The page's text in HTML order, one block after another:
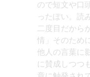
ので短文や口
ったぽい。読
二度目だから
情」そのため
他人の言葉に
に賛成しつつ